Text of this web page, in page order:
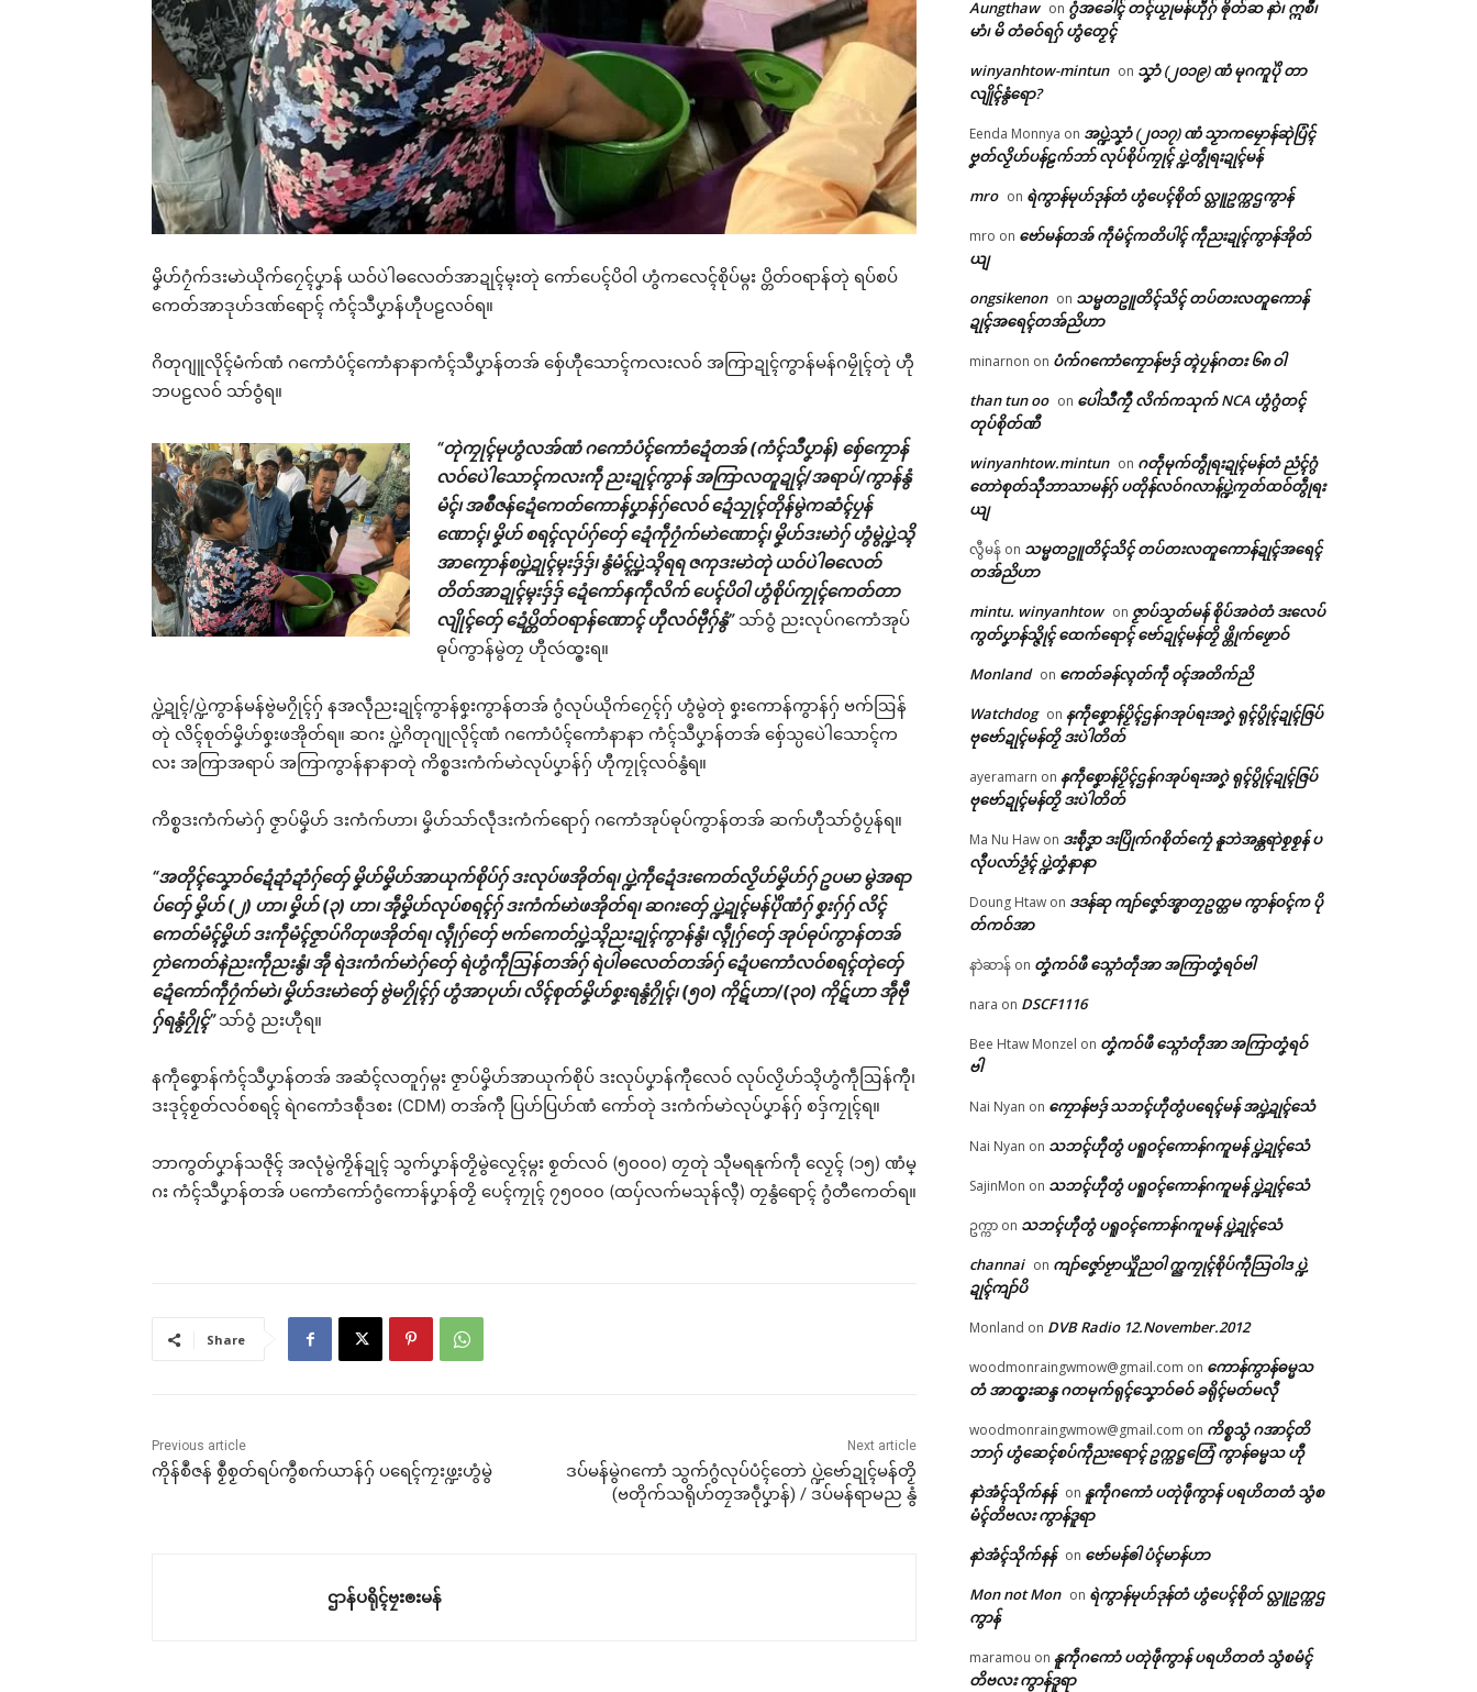
ဌာန်ပရိုၚ်ဗၠးၜးမန်
ပရိုၚ်လက္ကရဴအိုတ်
ဗွဳဒဳယဵု
ကေတ်အဆက်
Related
ဒးယိုက်ဂၠေၚ်ဝန်ပၞာန်ကဵု ပြ
သၞာတမ်ရိုဟ်ပရေၚ်ဂကူ
May 25, 2026
ဟ်လလမ်ရော …
May 18, 2026
In "လိက်ပရေၚ်"
တရဴပၠန်ဂတး စိုပ်ဒၟံၚ်ဂၠံၚ်လဵု
ရရော ………
July 21, 2026
In "လိက်ပရေၚ်"
မၞိဟ်ဂၠံက်ဒးမာဲယိုက်ဂၠေၚ်ပၞာန် ယဝ်ပဲါဓလေတ်အာဍုၚ်မ္ၚးတုဲ ကော်ပေၚ်ပိဝါ ဟွံကလေၚ်စိုပ်မ္ဂး ပ္တိတ်ဝရာန်တုဲ ရပ်စပ်
ကေတ်အာဒုဟ်ဒဏ်ရောၚ် ကံၚ်သဳပၞာန်ဟီုပဠလဝ်ရ။
ဂိတုဂျူလိုၚ်မံက်ဏံ ဂကောံပံၚ်ကောံနာနာကံၚ်သဳပၞာန်တအ် စှ်ေဟီုသောၚ်ကလးလဝ် အကြာဍုၚ်ကွာန်မန်ဂမၠိုၚ်တုဲ ဟီု
ဘပဠလဝ် သာ်ဝွံရ။
“တုဲကၠုၚ်မုဟွံလအ်ဏံ ဂကောံပံၚ်ကောံဍေံတအ် (ကံၚ်သဳပၞာန်) စှ်ေကၠောန်
လဝ်ပေဲါသောၚ်ကလးကဵု ညးဍုၚ်ကွာန် အကြာလတူဍုၚ်/အရာပ်/ကွာန်နွံ
မံၚ်၊ အစဳဇန်ဍေံကေတ်ကောန်ပၞာန်ဂှ်လေဝ် ဍေံသၠုၚ်တိုန်မွဲကဆံၚ်ပၠန်
ဏောၚ်၊ မၞိဟ် စရၚ်လုပ်ဂှ်တှ်ေ ဍေံကဵုဂၠံက်မာဲဏောၚ်၊ မၞိဟ်ဒးမာဲဂှ် ဟွံမွဲပ္ဍဲသ္ၚိ
အာကၠောန်စပ္ဍဲဍုၚ်မ္ၚးဒှ်ဒှ်၊ နွံမံၚ်ပ္ဍဲသ္ၚိရရ ဇကုဒးမာဲတုဲ ယဝ်ပဲါဓလေတ်
တိတ်အာဍုၚ်မ္ၚးဒှ်ဒှ် ဍေံကော်နကဵုလိက် ပေၚ်ပိဝါ ဟွံစိုပ်ကၠုၚ်ကေတ်တာ
လျိုၚ်တှ်ေ ဍေံပ္တိတ်ဝရာန်ဏောၚ် ဟီုလဝ်ဗီုဂှ်နွံ”သာ်ဝွံ ညးလုပ်ဂကောံအုပ်
ဓုပ်ကွာန်မွဲတၠ ဟီုလဴထ္ၜးရ။
ပ္ဍဲဍုၚ်/ပ္ဍဲကွာန်မန်ဗွဲမဂၠိုၚ်ဂှ် နအလဵုညးဍုၚ်ကွာန်စၞးကွာန်တအ် ဂွံလုပ်ယိုက်ဂၠေၚ်ဂှ် ဟွံမွဲတုဲ စၞးကောန်ကွာန်ဂှ် ဗက်ဩန်
တုဲ လိၚ်စုတ်မၞိဟ်စၞးဖအိုတ်ရ။ ဆဂး ပ္ဍဲဂိတုဂျုလိုၚ်ဏံ ဂကောံပံၚ်ကောံနာနာ ကံၚ်သဳပၞာန်တအ် စှ်ေသ္ပပေဲါသောၚ်က
လး အကြာအရာပ် အကြာကွာန်နာနာတုဲ ကိစ္စဒးကံက်မာဲလုပ်ပၞာန်ဂှ် ဟီုကၠုၚ်လဝ်နွံရ။
ကိစ္စဒးကံက်မာဲဂှ် ဇၟာပ်မၞိဟ် ဒးကံက်ဟာ၊ မၞိဟ်သာ်လဵုဒးကံက်ရောဂှ် ဂကောံအုပ်ဓုပ်ကွာန်တအ် ဆက်ဟီုသာ်ဝွံပၠန်ရ။
“အတိုၚ်သၞောဝ်ဍေံဍာံဍာံဂှ်တှ်ေ မၞိဟ်မၞိဟ်အာယုက်စိုပ်ဂှ် ဒးလုပ်ဖအိုတ်ရ၊ ပ္ဍဲကဵုဍေံဒးကေတ်လၟိဟ်မၞိဟ်ဂှ် ဥပမာ မွဲအရာ
ပ်တှ်ေ မၞိဟ် (၂) ဟာ၊ မၞိဟ် (၃) ဟာ၊ အဵုမၞိဟ်လုပ်စရၚ်ဂှ် ဒးကံက်မာဲဖအိုတ်ရ၊ ဆဂးတှ်ေ ပ္ဍဲဍုၚ်မန်ပိုဲဏံဂှ် စၞးဂှ်ဂှ် လိၚ်
ကေတ်မံၚ်မၞိဟ် ဒးကဵုမံၚ်ဇၟာပ်ဂိတုဖအိုတ်ရ၊ လ္ၚဵုဂှ်တှ်ေ ဗက်ကေတ်ပ္ဍဲသ္ၚိညးဍုၚ်ကွာန်နွံ၊ လ္ၚဵုဂှ်တှ်ေ အုပ်ဓုပ်ကွာန်တအ်
ဂၠာဲကေတ်နဲညးကဵုညးနွံ၊ အဵု ရဲဒးကံက်မာဲဂှ်တှ်ေ ရဲဟွံကဵုဩန်တအ်ဂှ် ရဲပါဲဓလေတ်တအ်ဂှ် ဍေံပကောံလဝ်စရၚ်တုဲတှ်ေ
ဍေံကော်ကဵုဂၠံက်မာဲ၊ မၞိဟ်ဒးမာဲတှ်ေ ဗွဲမဂၠိုၚ်ဂှ် ဟွံအာပုဟ်၊ လိၚ်စုတ်မၞိဟ်စၞးရနွံဂၠိုၚ်၊ (၅၀) ကိုဋ်ဟာ/(၃၀) ကိုဋ်ဟာ အဵုဗီု
ဂှ်ရနွံဂၠိုၚ်”သာ်ဝွံ ညးဟီုရ။
နကဵုစၞောန်ကံၚ်သဳပၞာန်တအ် အဆံၚ်လတူဂှ်မ္ဂး ဇၟာပ်မၞိဟ်အာယုက်စိုပ် ဒးလုပ်ပၞာန်ကီုလေဝ် လုပ်လၟိဟ်သ္ၚိဟွံကဵုဩန်ကီု၊
ဒးဒုၚ်စၟတ်လဝ်စရၚ် ရဲဂကောံဒစဵုဒစး (CDM) တအ်ကီု ပြဟ်ပြဟ်ဏံ ကော်တုဲ ဒးကံက်မာဲလုပ်ပၞာန်ဂှ် စဒှ်ကၠုၚ်ရ။
ဘာကွတ်ပၞာန်သဇိုၚ် အလုံမွဲကၟိန်ဍုၚ် သွက်ပၞာန်တၟိမွဲလၟေၚ်မ္ဂး စၟတ်လဝ် (၅၀၀၀) တၠတုဲ သီုမရနုက်ကဵု လၟေၚ် (၁၅) ဏံမ္
ဂး ကံၚ်သဳပၞာန်တအ် ပကောံကော်ဂွံကောန်ပၞာန်တၟိ ပေၚ်ကၠုၚ် ၇၅၀၀၀ (ထပှ်လက်မသုန်လ္ၚီ) တၠနွံရောၚ် ဂွံတီကေတ်ရ။
Share
Previous article
ကိုန်စဳဇန် စၟဳစၟတ်ရပ်ကွဳစက်ယာန်ဂှ် ပရေၚ်ကၠးဖ္ဍးဟွံမွဲ
Next article
ဒပ်မန်မွဲဂကောံ သွက်ဂွံလုပ်ပံၚ်တောဲ ပ္ဍဲဗော်ဍုၚ်မန်တၟိ
(ဗတိုက်သရိုဟ်တၠအဝဵုပၞာန်) / ဒပ်မန်ရာမည နွံ
ဌာန်ပရိုၚ်ဗၠးၜးမန်
Aungthaw on ဂွံအခေါၚ် တၚ်ယၟုမန်ဟီုဂှ် ၜိုတ်ဆ နာဲ၊ ဣစဳ၊
မာံ၊ မိ တံဓဝ်ရဂှ် ဟွံတၟေၚ်
winyanhtow-mintun on သၞာံ (၂၀၁၉) ဏံ မုဂကူပိုဲ တာ
လျိုၚ်နွံရော?
Eenda Monnya on အပ္ဍဲသၞာံ (၂၀၁၇) ဏံ သၟာကမၠောန်ဆုဲပြံၚ်
ဗၞတ်လၟိဟ်ပန်ဠက်ဘာ် လုပ်စိုပ်ကၠုၚ် ပ္ဍဲတွဵုရးဍုၚ်မန်
mro on ရဲကွာန်မုဟ်ဒုန်တံ ဟွံပေၚ်စိုတ် လ္တူဥက္ကဌကွာန်
mro on ဗော်မန်တအ် ကဵုမံၚ်ကတိပါၚ် ကဵုညးဍုၚ်ကွာန်အိုတ်
ယျ
ongsikenon on သမ္မတဥူတိၚ်သိၚ် တပ်တးလတူကောန်
ဍုၚ်အရေၚ်တအ်ညိဟာ
minarnon on ပံက်ဂကောံကၠောန်ဗဒှ် တ္ၚဲပၠန်ဂတး ၆၈ ဝါ
than tun oo on ပေါဲသဳကၠဳ လိက်ကသုက် NCA ဟွံဂွံတၚ်
တုပ်စိုတ်ဏီ
winyanhtow.mintun on ဂတဵုမုက်တွဵုရးဍုၚ်မန်တံ ညံၚ်ဂွံ
တောဲစုတ်သီုဘာသာမန်ဂှ် ပတိုန်လဝ်ဂလာန်ပ္ဍဲကၠတ်ထဝ်တွဵုရး
ယျ
လွီမန် on သမ္မတဥူတိၚ်သိၚ် တပ်တးလတူကောန်ဍုၚ်အရေၚ်
တအ်ညိဟာ
mintu. winyanhtow on ဇၟာပ်သၟတ်မန် စိုပ်အဝဲတံ ဒးလေပ်
ကွတ်ပၞာန်သ္ဇိုၚ် ထေက်ရောၚ် ဗော်ဍုၚ်မန်တၟိ ဖ္တိုက်ဖၟောဝ်
Monland on ကေတ်ခန်လ္ၚတ်ကဵု ၀ၚ်အတိက်ညိ
Watchdog on နကဵုစၞောန်ပၟိၚ်ဌန်ဂအုပ်ရးအဂၞဲ ရုၚ်ပွိုၚ်ဍုၚ်ဇြပ်
ဗုဗော်ဍုၚ်မန်တၟိ ဒးပဲါတိတ်
ayeramarn on နကဵုစၞောန်ပၟိၚ်ဌန်ဂအုပ်ရးအဂၞဲ ရုၚ်ပွိုၚ်ဍုၚ်ဇြပ်
ဗုဗော်ဍုၚ်မန်တၟိ ဒးပဲါတိတ်
Ma Nu Haw on ဒးစဵုဒၞာ ဒးပြိုက်ဂစိုတ်ကၠေံ နူဘဲအန္တရာဲစၟစၟန် ပ
လီုပလာ်ဒၟံၚ် ပ္ဍဲတၞံနာနာ
Doung Htaw on ဒဒန်ဆု ကျာ်ဇၞော်အ္စာတၠဥတ္တမ ကွာန်ဝၚ်က ပို
တ်ကဝ်အာ
နာဲဆာန် on တၞံကဝ်ဖီ သ္ဂောံတဵုအာ အကြာတၞံရဝ်ဗါ
nara on DSCF1116
Bee Htaw Monzel on တၞံကဝ်ဖီ သ္ဂောံတဵုအာ အကြာတၞံရဝ်
ဗါ
Nai Nyan on ကၠောန်ဗဒှ် သဘၚ်ဟီုတွံပရေၚ်မန် အပ္ဍဲဍုၚ်သေံ
Nai Nyan on သဘၚ်ဟီုတွံ ပရူဝၚ်ကောန်ဂကူမန် ပ္ဍဲဍုၚ်သေံ
SajinMon on သဘၚ်ဟီုတွံ ပရူဝၚ်ကောန်ဂကူမန် ပ္ဍဲဍုၚ်သေံ
ဥက္ကာ on သဘၚ်ဟီုတွံ ပရူဝၚ်ကောန်ဂကူမန် ပ္ဍဲဍုၚ်သေံ
channai on ကျာ်ဇၞော်ဗၟာယှိုဲညဝါ က္ညကၠုၚ်စိုပ်ကဵုသြဝါဒ ပ္ဍဲ
ဍုၚ်ကျာ်ပိ
Monland on DVB Radio 12.November.2012
woodmonraingwmow@gmail.com on ကောန်ကွာန်ဓမ္မသ
တံ အာထ္ၜးဆန္ဒ ဂတမုက်ရုၚ်သၞောဝ်ဓဝ် ခရိုၚ်မတ်မလီု
woodmonraingwmow@gmail.com on ကိစ္စသွံ ဂအာၚ်တိ
ဘာဂှ် ဟွံဆေၚ်စပ်ကဵုညးရောၚ် ဥက္ကဋ္ဌတြေံ ကွာန်ဓမ္မသ ဟီု
နာဲအံၚ်သိုက်နန် on နူကဵုဂကောံ ပတုဲဖဵုကွာန် ပရဟိတတံ သွံစ
မံၚ်တိဗလး ကွာန်ဒူရာ
နာဲအံၚ်သိုက်နန် on ဗော်မန်ၜါ ပံၚ်မာန်ဟာ
Mon not Mon on ရဲကွာန်မုဟ်ဒုန်တံ ဟွံပေၚ်စိုတ် လ္တူဥက္ကဌ
ကွာန်
maramou on နူကဵုဂကောံ ပတုဲဖဵုကွာန် ပရဟိတတံ သွံစမံၚ်
တိဗလး ကွာန်ဒူရာ